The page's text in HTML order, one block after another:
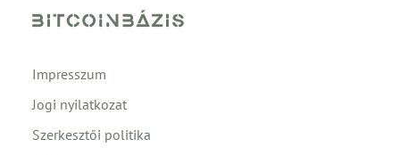
Impresszum
Jogi nyilatkozat
Szerkesztői politika